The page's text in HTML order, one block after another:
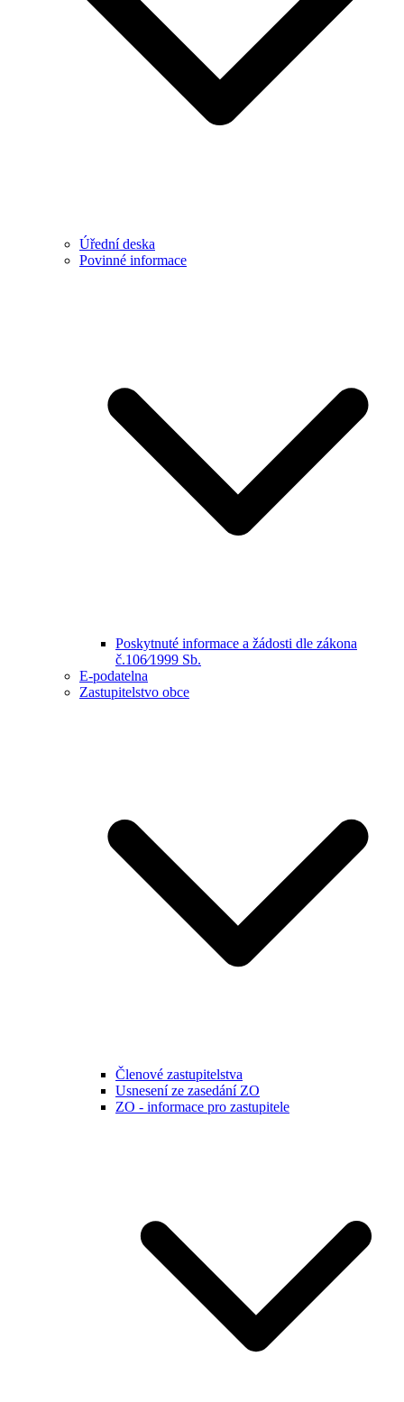
Úřední deska
Povinné informace
Poskytnuté informace a žádosti dle zákona
č.106⁄1999 Sb.
E-podatelna
Zastupitelstvo obce
Členové zastupitelstva
Usnesení ze zasedání ZO
ZO - informace pro zastupitele